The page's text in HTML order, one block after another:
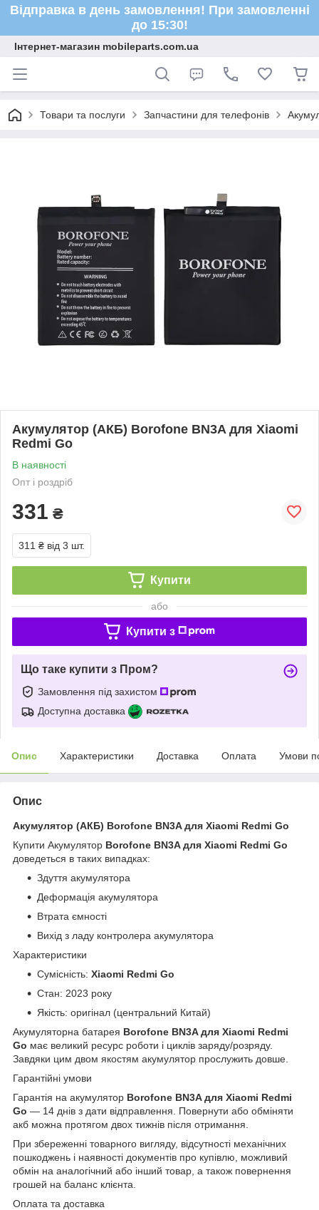
Відправка в день замовлення! При замовленні
до 15:30!
Інтернет-магазин mobileparts.com.ua
Товари та послуги Запчастини для телефонів
Акумулятор (АКБ) Borofone BN3A для Xiaomi
Redmi Go
В наявності
Опт і роздріб
331 ₴
311 ₴ від 3 шт.
Купити
або
Купити з
Що таке купити з Пром?
Замовлення під захистом
Доступна доставка
Опис Характеристики Доставка Оплата Умови
Опис
Акумулятор (АКБ) Borofone BN3A для Xiaomi Redmi Go
Купити Акумулятор Borofone BN3A для Xiaomi Redmi Go
доведеться в таких випадках:
Здуття акумулятора
Деформація акумулятора
Втрата ємності
Вихід з ладу контролера акумулятора
Характеристики
Сумісність: Xiaomi Redmi Go
Стан: 2023 року
Якість: оригінал (центральний Китай)
Акумуляторна батарея Borofone BN3A для Xiaomi Redmi
Go має великий ресурс роботи і циклів заряду/розряду.
Завдяки цим двом якостям акумулятор прослужить довше.
Гарантійні умови
Гарантія на акумулятор Borofone BN3A для Xiaomi Redmi
Go ― 14 днів з дати відправлення. Повернути або обміняти
акб можна протягом двох тижнів після отримання.
При збереженні товарного вигляду, відсутності механічних
пошкоджень і наявності документів про купівлю, можливий
обмін на аналогічний або інший товар, а також повернення
грошей на баланс клієнта.
Оплата та доставка